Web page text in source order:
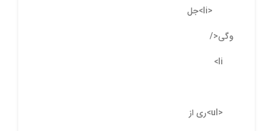
<li>جل
وگی</
li>
<ul>ری از